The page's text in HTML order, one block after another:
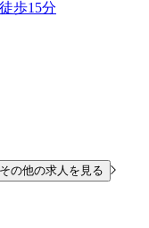
歩15分
の他の求人を見る